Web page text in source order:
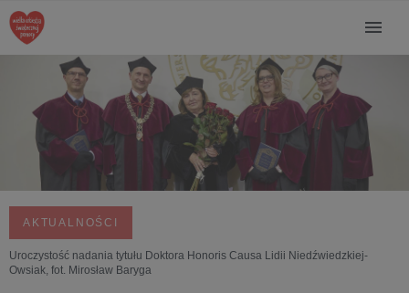
AKTUALNOŚCI
Uroczystość nadania tytułu Doktora Honoris Causa Lidii Niedźwiedzkiej-
Owsiak, fot. Mirosław Baryga